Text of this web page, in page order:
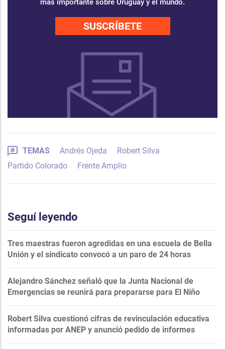
más importante sobre Uruguay y el mundo.
SUSCRÍBETE
TEMAS Andrés Ojeda
Robert Silva
Partido Colorado
Frente Amplio
Seguí leyendo
Tres maestras fueron agredidas en una escuela de Bella
Unión y el sindicato convocó a un paro de 24 horas
Alejandro Sánchez señaló que la Junta Nacional de
Emergencias se reunirá para prepararse para El Niño
Robert Silva cuestionó cifras de revinculación educativa
informadas por ANEP y anunció pedido de informes